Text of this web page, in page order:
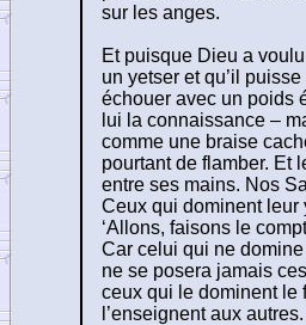
sur les anges.
Et puisque Dieu a
un yetser et qu’il
échouer avec un poids
lui la connaissance –
comme une braise
pourtant de flamber. Et
entre ses mains. Nos
Ceux qui dominent leur
‘Allons, faisons le
Car celui qui ne
ne se posera jamais
ceux qui le dominent le
l’enseignent aux autres.